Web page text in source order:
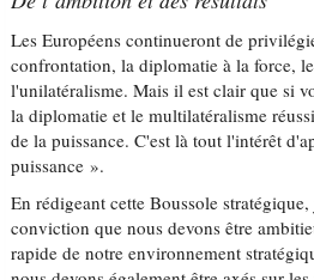
Les Européens continueront de
confrontation, la diplomatie à la force,
l'unilatéralisme. Mais il est clair que si
la diplomatie et le multilatéralisme
de la puissance. C'est là tout l'intérêt
puissance ».
En rédigeant cette Boussole
conviction que nous devons être
rapide de notre environnement